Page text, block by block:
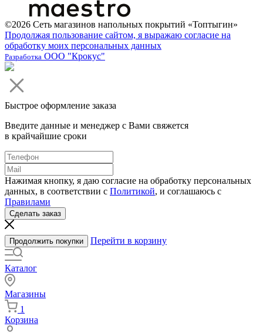
©2026 Сеть магазинов напольных покрытий «Топтыгин»
Продолжая пользование сайтом, я выражаю согласие на
обработку моих персональных данных
Разработка ООО "Крокус"
Быстрое оформление заказа
Введите данные и менеджер с Вами свяжется
в крайчайшие сроки
Нажимая кнопку, я даю согласие на обработку персональных
данных, в соответствии с Политикой, и соглашаюсь с
Правилами
Сделать заказ
Продолжить покупки Перейти в корзину
Каталог
Магазины
1
Корзина